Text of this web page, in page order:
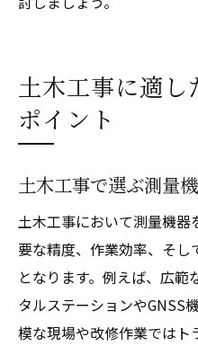
土木工事に適
ポイント
土木工事で選ぶ測量
土木工事において測量機
要な精度、作業効率、そ
となります。例えば、広
タルステーションやGNSS
模な現場や改修作業では